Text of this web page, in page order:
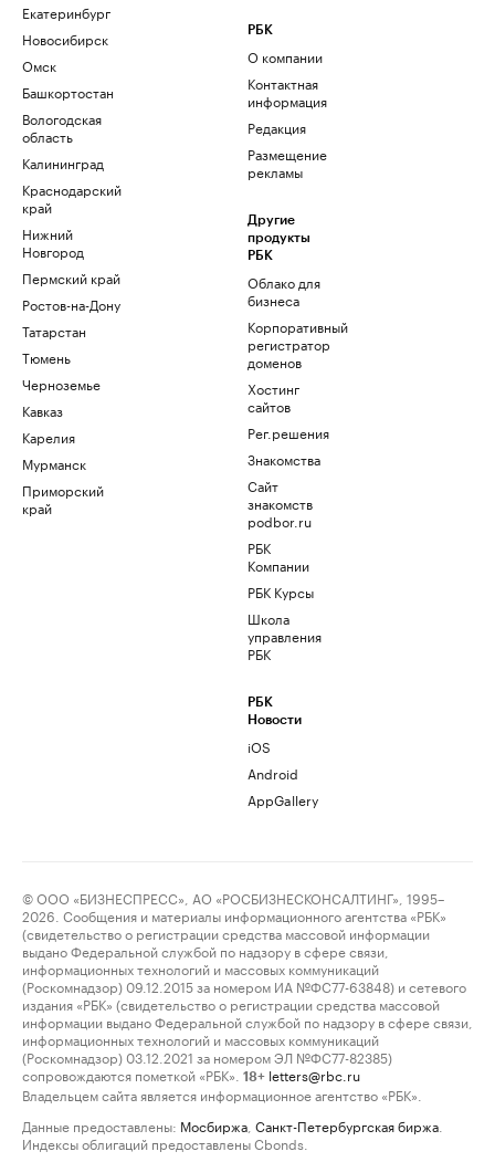
Екатеринбург
Новосибирск
Омск
Башкортостан
Вологодская
область
Калининград
Краснодарский
край
Нижний
Новгород
Пермский край
Ростов-на-Дону
Татарстан
Тюмень
Черноземье
Кавказ
Карелия
Мурманск
Приморский
край
РБК
О компании
Контактная
информация
Редакция
Размещение
рекламы
Другие
продукты
РБК
Облако для
бизнеса
Корпоративный
регистратор
доменов
Хостинг
сайтов
Рег.решения
Знакомства
Сайт
знакомств
podbor.ru
РБК
Компании
РБК Курсы
Школа
управления
РБК
РБК
Новости
iOS
Android
AppGallery
© ООО «БИЗНЕСПРЕСС», АО «РОСБИЗНЕСКОНСАЛТИНГ», 1995–
2026. Сообщения и материалы информационного агентства «РБК»
(свидетельство о регистрации средства массовой информации
выдано Федеральной службой по надзору в сфере связи,
информационных технологий и массовых коммуникаций
(Роскомнадзор) 09.12.2015 за номером ИА №ФС77-63848) и сетевого
издания «РБК» (свидетельство о регистрации средства массовой
информации выдано Федеральной службой по надзору в сфере связи,
информационных технологий и массовых коммуникаций
(Роскомнадзор) 03.12.2021 за номером ЭЛ №ФС77-82385)
сопровождаются пометкой «РБК».
18+ letters@rbc.ru
Владельцем сайта является информационное агентство «РБК».
Данные предоставлены: Мосбиржа Санкт-Петербургская биржа
Индексы облигаций предоставлены Cbonds.